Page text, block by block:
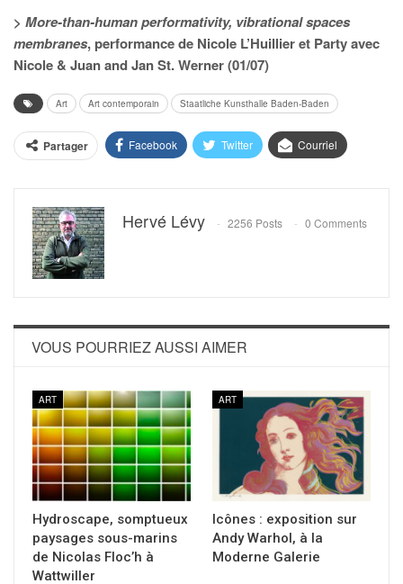
> More-than-human performativity, vibrational spaces
membranes, performance de Nicole L’Huillier et Party avec
Nicole & Juan and Jan St. Werner (01/07)
Art Art contemporain Staatliche Kunsthalle Baden-Baden
Partager Facebook Twitter Courriel
Hervé Lévy 2256 Posts 0 Comments
VOUS POURRIEZ AUSSI AIMER
ART
Hydroscape, somptueux
paysages sous-marins
de Nicolas Floc’h à
Wattwiller
ART
Icônes : exposition sur
Andy Warhol, à la
Moderne Galerie